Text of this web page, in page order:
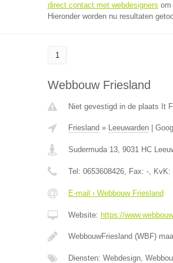
direct contact met webdesigners om
Hieronder worden nu resultaten
1
Webbouw Friesland
Niet gevestigd in de plaats It
Friesland » Leeuwarden|
Sudermuda 13, 9031 HC
Tel: 0653608426, Fax: -, KvK:
E-mail › Webbouw Friesland
Website: https://
WebbouwFriesland (WBF)
Diensten: Webdesign,